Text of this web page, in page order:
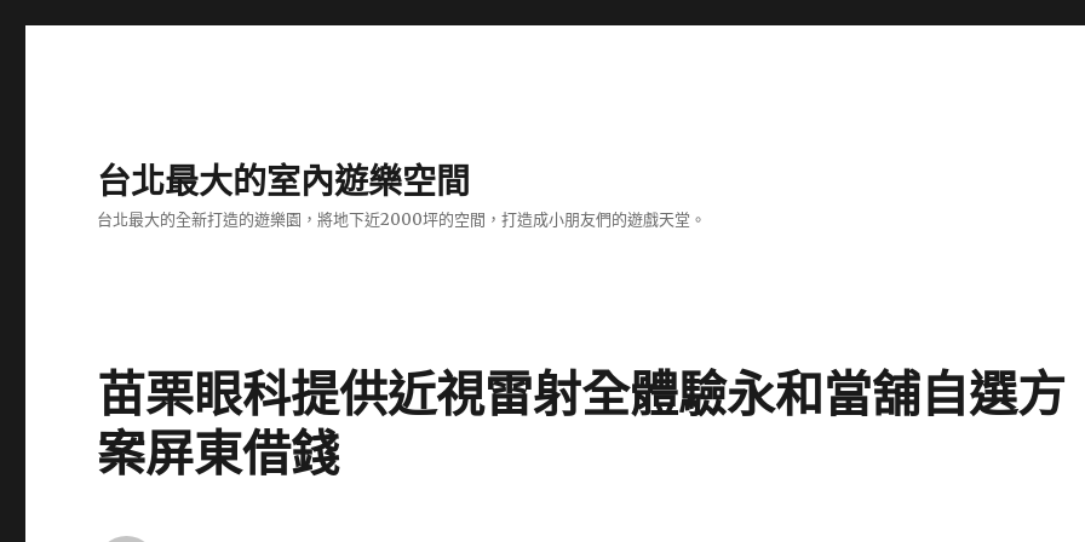
台北最大的室內遊樂空間
台北最大的全新打造的遊樂園，將地下近2000坪的空間，打造成小朋友們的遊戲天堂。
苗栗眼科提供近視雷射全體驗永和當舖自選方
案屏東借錢